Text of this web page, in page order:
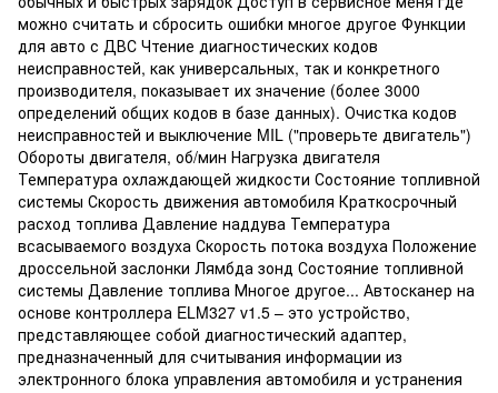
можно считать и сбросить ошибки многое другое Функции
для авто с ДВС Чтение диагностических кодов
неисправностей, как универсальных, так и конкретного
производителя, показывает их значение (более 3000
определений общих кодов в базе данных). Очистка кодов
неисправностей и выключение MIL ("проверьте двигатель")
Обороты двигателя, об/мин Нагрузка двигателя
Температура охлаждающей жидкости Состояние топливной
системы Скорость движения автомобиля Краткосрочный
расход топлива Давление наддува Температура
всасываемого воздуха Скорость потока воздуха Положение
дроссельной заслонки Лямбда зонд Состояние топливной
системы Давление топлива Многое другое... Автосканер на
основе контроллера ELM327 v1.5 – это устройство,
представляющее собой диагностический адаптер,
предназначенный для считывания информации из
электронного блока управления автомобиля и устранения